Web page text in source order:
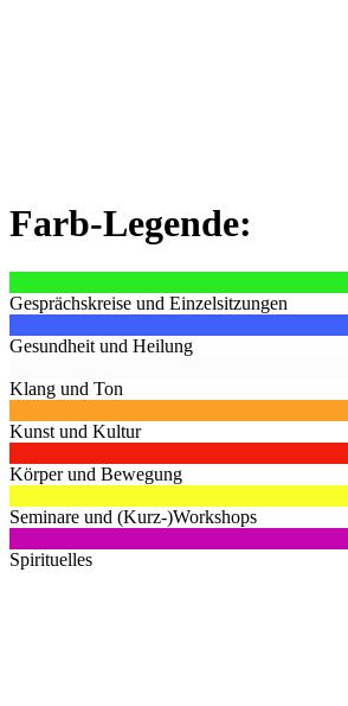
Farb-Legende:
Gesprächskreise und Einzelsitzungen
Gesundheit und Heilung
Klang und Ton
Kunst und Kultur
Körper und Bewegung
Seminare und (Kurz-)Workshops
Spirituelles